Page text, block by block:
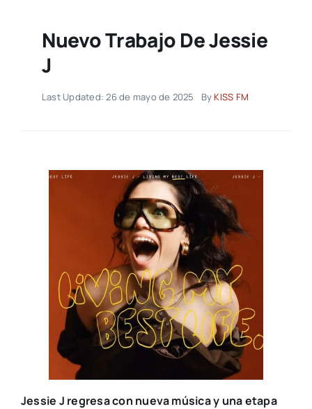
Nuevo Trabajo De Jessie
J
Last Updated: 26 de mayo de 2025 By KISS FM
Jessie J regresa con nueva música y una etapa